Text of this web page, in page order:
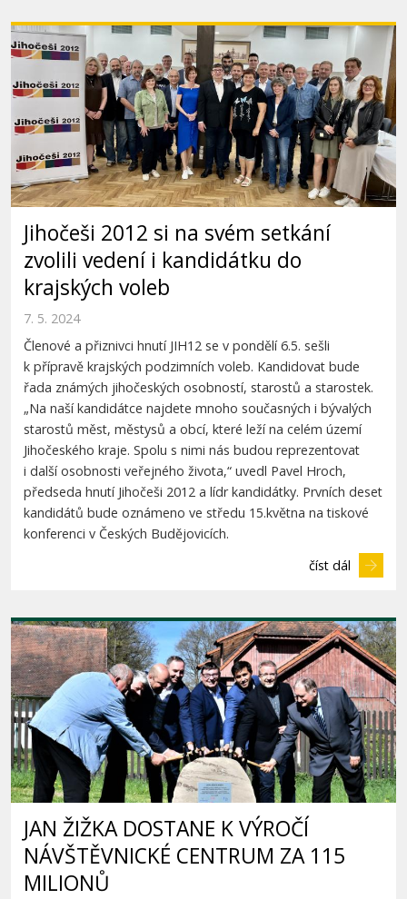
Jihočeši 2012 si na svém setkání
zvolili vedení i kandidátku do
krajských voleb
7. 5. 2024
Členové a přiznivci hnutí JIH12 se v pondělí 6.5. sešli
k přípravě krajských podzimních voleb. Kandidovat bude
řada známých jihočeských osobností, starostů a starostek.
„Na naší kandidátce najdete mnoho současných i bývalých
starostů měst, městysů a obcí, které leží na celém území
Jihočeského kraje. Spolu s nimi nás budou reprezentovat
i další osobnosti veřejného života,“ uvedl Pavel Hroch,
předseda hnutí Jihočeši 2012 a lídr kandidátky. Prvních deset
kandidátů bude oznámeno ve středu 15.května na tiskové
konferenci v Českých Budějovicích.
číst dál
JAN ŽIŽKA DOSTANE K VÝROČÍ
NÁVŠTĚVNICKÉ CENTRUM ZA 115
MILIONŮ